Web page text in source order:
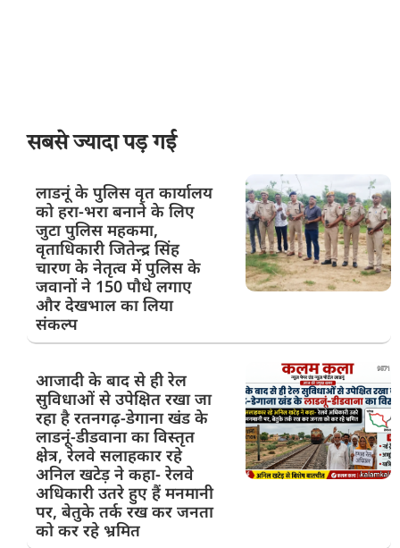
सबसे ज्यादा पड़ गई
लाडनूं के पुलिस वृत कार्यालय
को हरा-भरा बनाने के लिए
जुटा पुलिस महकमा,
वृताधिकारी जितेन्द्र सिंह
चारण के नेतृत्व में पुलिस के
जवानों ने 150 पौधे लगाए
और देखभाल का लिया
संकल्प
आजादी के बाद से ही रेल
सुविधाओं से उपेक्षित रखा जा
रहा है रतनगढ़-डेगाना खंड के
लाडनूं-डीडवाना का विस्तृत
क्षेत्र, रेलवे सलाहकार रहे
अनिल खटेड़ ने कहा- रेलवे
अधिकारी उतरे हुए हैं मनमानी
पर, बेतुके तर्क रख कर जनता
को कर रहे भ्रमित